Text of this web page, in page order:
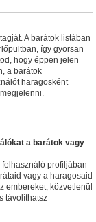
A barátok listában
így gyorsan
hogy éppen jelen
a barátok
haragosként
a barátok vagy
profiljában
vagy a haragosaid
embereket, közvetlenül
távolíthatsz